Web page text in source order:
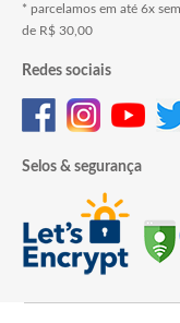
* parcelamos em até 6x
de R$ 30,00
Redes sociais
Selos & segurança